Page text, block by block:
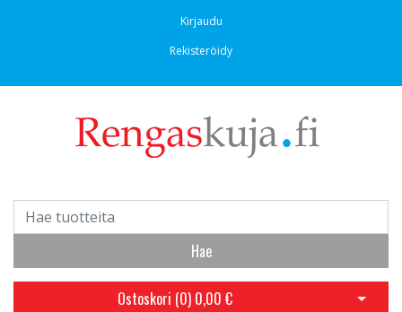
Kirjaudu
Rekisteröidy
Hae
Ostoskori (0) 0,00 € Avaa